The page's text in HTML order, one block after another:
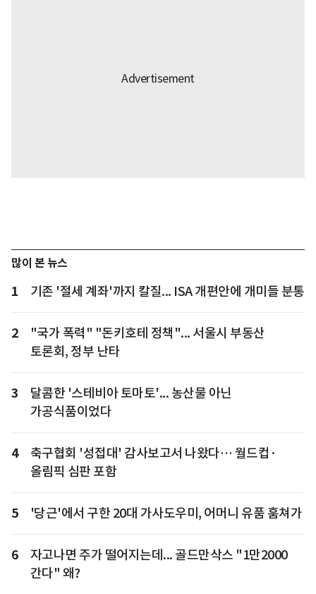
많이 본 뉴스
1 기존 '절세 계좌'까지 칼질... ISA 개편안에 개미들 분통
2
"국가 폭력" "돈키호테 정책"... 서울시 부동산
토론회, 정부 난타
3
달콤한 '스테비아 토마토'... 농산물 아닌
가공식품이었다
4
축구협회 '성접대' 감사보고서 나왔다… 월드컵·
올림픽 심판 포함
5 '당근'에서 구한 20대 가사도우미, 어머니 유품 훔쳐가
6
자고나면 주가 떨어지는데... 골드만삭스 "1만2000
간다" 왜?